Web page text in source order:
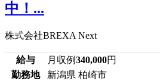
中！...
株式会社BREXA Next
給与 月収例340,000円
勤務地
新潟県 柏崎市